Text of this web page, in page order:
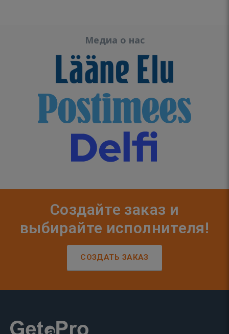
Медиа о нас
Создайте заказ и
выбирайте исполнителя!
СОЗДАТЬ ЗАКАЗ